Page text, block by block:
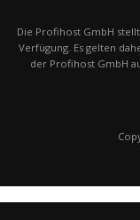
Die Profihost GmbH
Verfügung. Es gelten
der Profihost GmbH